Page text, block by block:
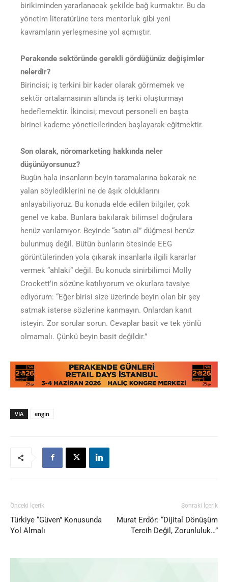
birikiminden yararlanacak şekilde bağ kurmaktır. Bu da
yönetim literatürüne ters mentorluk gibi yeni
kavramların yerleşmesine yol açmıştır.
Perakende sektöründe gerekli gördüğünüz değişimler
nelerdir?
Birincisi; iş terkini bir kader olarak görmemek ve
sektör ortalamasının altında iş terki oluşturmayı
hedeflemektir. İkincisi; mevcut personeli en başta
birinci kademe yöneticilerinden başlayarak eğitmektir.
Son olarak, nöromarketing hakkında neler
düşünüyorsunuz?
Bugün hala insanların beyin taramalarına bakarak ne
yalan söylediklerini ne de âşık olduklarını
anlayabiliyoruz. Bu konuda elde edilen bilgiler, çok
genel ve kaba. Bunlara bakılarak bilimsel doğrulara
henüz varılamıyor. Beyinde “satın al” düğmesi henüz
bulunmuş değil. Bütün bunların ötesinde EEG
görüntülerinden yola çıkarak insanlarla ilgili kararlar
vermek “ahlaki” değil. Bu konuda sinirbilimci Molly
Crockett’in sözüne katılıyorum ve okurlara tavsiye
ediyorum: “Eğer birisi size üzerinde beyin olan bir şey
satmak isterse sözlerine kanmayın. Onlardan kanıt
isteyin. Zor sorular sorun. Cevaplar basit ve tek yönlü
olmamalı. Çünkü beyin basit değildir.”
VIA engin
Önceki İçerik
Türkiye “Güven” Konusunda
Yol Almalı
Sonraki İçerik
Murat Erdör: “Dijital Dönüşüm
Tercih Değil, Zorunluluk…”